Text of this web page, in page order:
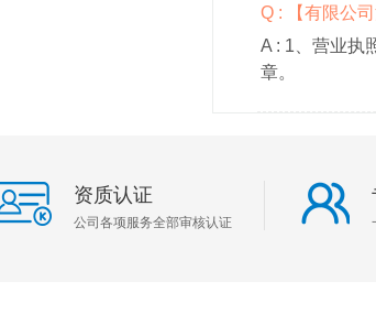
Q : 【有限公
A : 1、营业执
章。
资质认证
公司各项服务全部审核认证